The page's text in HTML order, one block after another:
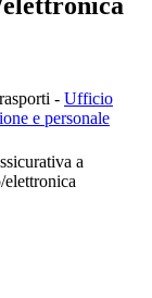
- Ufficio
e personale
a